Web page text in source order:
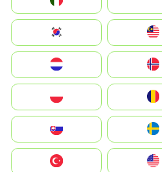
South Korea
United States